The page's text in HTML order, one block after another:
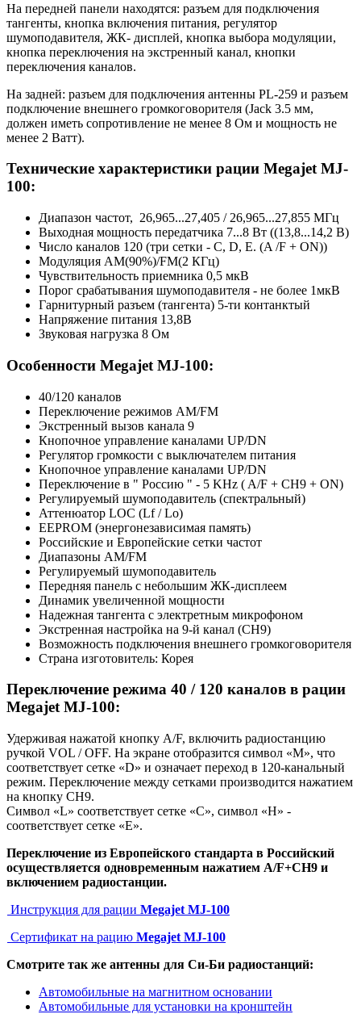
На передней панели находятся: разъем для подключения
тангенты, кнопка включения питания, регулятор
шумоподавителя, ЖК- дисплей, кнопка выбора модуляции,
кнопка переключения на экстренный канал, кнопки
переключения каналов.
На задней: разъем для подключения антенны PL-259 и разъем
подключение внешнего громкоговорителя (Jack 3.5 мм,
должен иметь сопротивление не менее 8 Ом и мощность не
менее 2 Ватт).
Технические характеристики рации Megajet MJ-
100:
Диапазон частот, 26,965...27,405 / 26,965...27,855 МГц
Выходная мощность передатчика 7...8 Вт ((13,8...14,2 В)
Число каналов 120 (три сетки - C, D, E. (A /F + ON))
Модуляция АМ(90%)/FM(2 КГц)
Чувствительность приемника 0,5 мкВ
Порог срабатывания шумоподавителя - не более 1мкВ
Гарнитурный разъем (тангента) 5-ти контанктый
Напряжение питания 13,8В
Звуковая нагрузка 8 Ом
Особенности Megajet MJ-100:
40/120 каналов
Переключение режимов AM/FM
Экстренный вызов канала 9
Кнопочное управление каналами UP/DN
Регулятор громкости с выключателем питания
Кнопочное управление каналами UP/DN
Переключение в " Россию " - 5 KHz ( A/F + CH9 + ON)
Регулируемый шумоподавитель (спектральный)
Аттенюатор LOC (Lf / Lo)
EEPROM (энергонезависимая память)
Российские и Европейские сетки частот
Диапазоны AM/FM
Регулируемый шумоподавитель
Передняя панель с небольшим ЖК-дисплеем
Динамик увеличенной мощности
Надежная тангента с электретным микрофоном
Экстренная настройка на 9-й канал (CH9)
Возможность подключения внешнего громкоговорителя
Страна изготовитель: Корея
Переключение режима 40 / 120 каналов в рации
Megajet MJ-100:
Удерживая нажатой кнопку A/F, включить радиостанцию
ручкой VOL / OFF. На экране отобразится символ «М», что
соответствует сетке «D» и означает переход в 120-канальный
режим. Переключение между сетками производится нажатием
на кнопку СН9.
Символ «L» соответствует сетке «C», символ «Н» -
соответствует сетке «Е».
Переключение из Европейского стандарта в Российский
осуществляется одновременным нажатием A/F+CH9 и
включением радиостанции.
Инструкция для рации Megajet MJ-100
Сертификат на рацию Megajet MJ-100
Смотрите так же антенны для Си-Би радиостанций:
Автомобильные на магнитном основании
Автомобильные для установки на кронштейн